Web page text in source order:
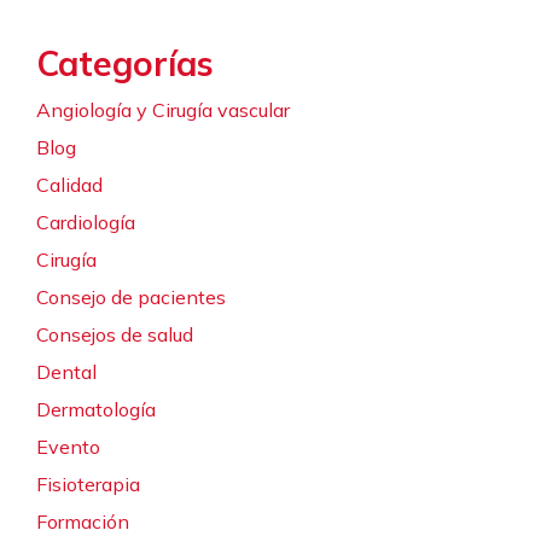
Categorías
Angiología y Cirugía vascular
Blog
Calidad
Cardiología
Cirugía
Consejo de pacientes
Consejos de salud
Dental
Dermatología
Evento
Fisioterapia
Formación